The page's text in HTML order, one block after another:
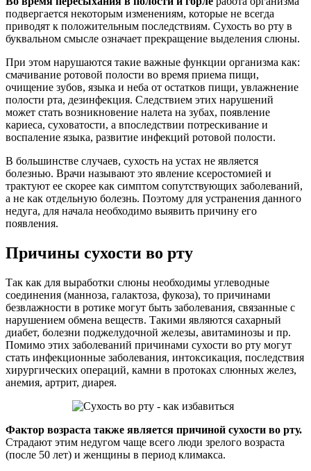
подвергается некоторым изменениям, которые не всегда
приводят к положительным последствиям. Сухость во рту в
буквальном смысле означает прекращение выделения слюны.
При этом нарушаются такие важные функции организма как:
смачивание ротовой полости во время приема пищи,
очищение зубов, языка и неба от остатков пищи, увлажнение
полости рта, дезинфекция. Следствием этих нарушений
может стать возникновение налета на зубах, появление
кариеса, суховатости, а впоследствии потрескивание и
воспаление языка, развитие инфекций ротовой полости.
В большинстве случаев, сухость на устах не является
болезнью. Врачи называют это явление ксеростомией и
трактуют ее скорее как симптом сопутствующих заболеваний,
а не как отдельную болезнь. Поэтому для устранения данного
недуга, для начала необходимо выявить причину его
появления.
Причины сухости во рту
Так как для выработки слюны необходимы углеводные
соединения (манноза, галактоза, фукоза), то причинами
безвлажности в ротике могут быть заболевания, связанные с
нарушением обмена веществ. Такими являются сахарный
диабет, болезни поджелудочной железы, авитаминозы и пр.
Помимо этих заболеваний причинами сухости во рту могут
стать инфекционные заболевания, интоксикация, последствия
хирургических операций, камни в протоках слюнных желез,
анемия, артрит, диарея.
Фактор возраста также является причиной сухости во рту.
Страдают этим недугом чаще всего люди зрелого возраста
(после 50 лет) и женщины в период климакса.